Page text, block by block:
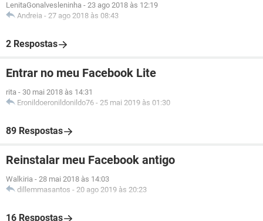
LenitaGonalvesleninha - 23 ago 2018 às 12:19
Andreia - 27 ago 2018 às 08:43
2 Respostas
Entrar no meu Facebook Lite
rita - 30 mai 2018 às 14:31
Eronildoeronildonildo76 - 25 mai 2019 às 01:30
89 Respostas
Reinstalar meu Facebook antigo
Walkiria - 28 mai 2018 às 14:03
dillemmasantos - 20 ago 2019 às 20:23
16 Respostas